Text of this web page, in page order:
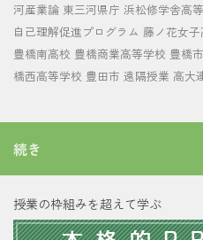
河産業論 東三河県庁 浜松修学舎高
自己理解促進プログラム 藤ノ花女
豊橋南高校 豊橋商業高等学校 豊橋市
橋西高等学校 豊田市 遠隔授業 高大
続き
授業の枠組みを超えて学ぶ